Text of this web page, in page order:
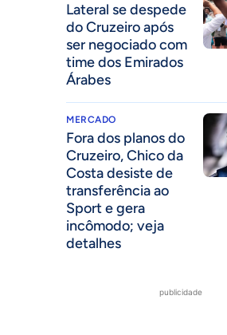
Lateral se despede
do Cruzeiro após
ser negociado com
time dos Emirados
Árabes
MERCADO
Fora dos planos do
Cruzeiro, Chico da
Costa desiste de
transferência ao
Sport e gera
incômodo; veja
detalhes
publicidade